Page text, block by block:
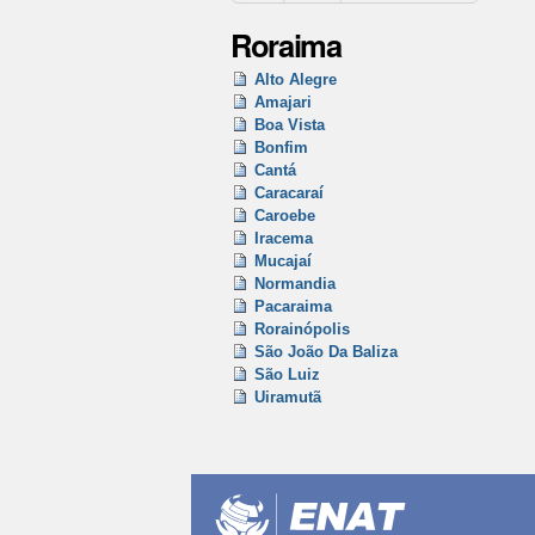
Roraima
Alto Alegre
Amajari
Boa Vista
Bonfim
Cantá
Caracaraí
Caroebe
Iracema
Mucajaí
Normandia
Pacaraima
Rorainópolis
São João Da Baliza
São Luiz
Uiramutã
documento